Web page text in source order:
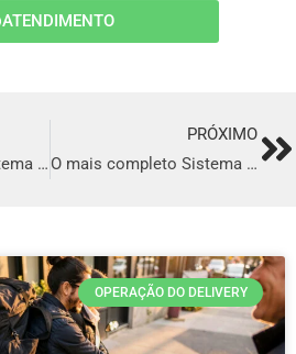
ATENDIMENTO
O mais completo Sistema para Delivery em Santa Luzia
PRÓXIMO
O mais completo Sistema para Delivery em São Bento do Sul
OPERAÇÃO DO DELIVERY